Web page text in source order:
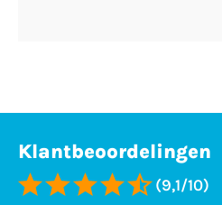
Klantbeoordelingen
(9,1/10)